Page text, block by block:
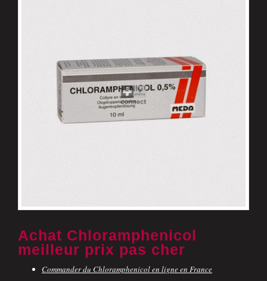
Achat Chloramphenicol
meilleur prix pas cher
Commander du Chloramphenicol en ligne en France